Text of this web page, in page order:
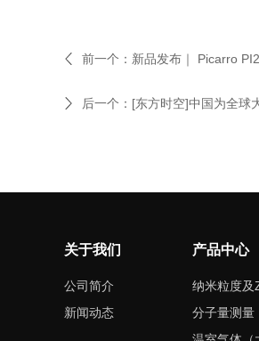
前一个： 新品发布｜ Picarro
后一个： [东方时空]中国为全球
关于我们
公司简介
新闻动态
产品中心
纳米粒度及
分子量测量